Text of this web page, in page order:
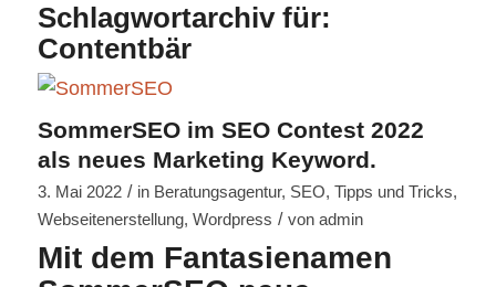
Schlagwortarchiv für:
Contentbär
SommerSEO im SEO Contest 2022
als neues Marketing Keyword.
3. Mai 2022 / in Beratungsagentur, SEO, Tipps und Tricks,
Webseitenerstellung, Wordpress / von admin
Mit dem Fantasienamen